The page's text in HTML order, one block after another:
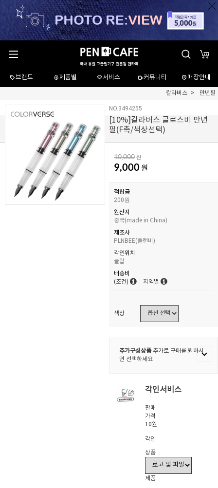
브랜드 제품별 서비스 커뮤니티 매장안내
칼라버스 만년필
NO.3494255
[10%]칼라버스 글로스비 만년
필(F촉/색상선택)
10,000 원
9,000 원
적립금
200원
원산지
중국(made in China)
제조사
PLNBEE(플랜비)
각인위치
클립
배송비
(조건)
지역별
색상
추가구성상품추가로 구매를 원하시
면 선택하세요
각인서비스
판매
가격
10원
각인
상품
제품